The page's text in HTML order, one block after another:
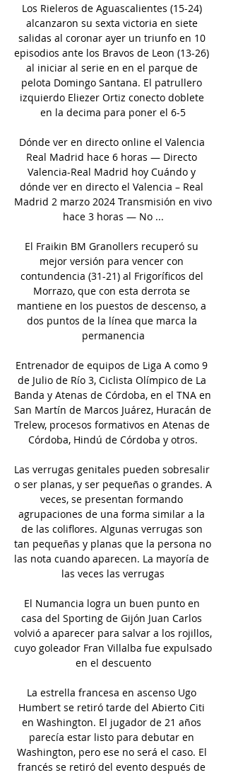
Los Rieleros de Aguascalientes (15-24)
alcanzaron su sexta victoria en siete
salidas al coronar ayer un triunfo en 10
episodios ante los Bravos de Leon (13-26)
al iniciar al serie en en el parque de
pelota Domingo Santana. El patrullero
izquierdo Eliezer Ortiz conecto doblete
en la decima para poner el 6-5
Dónde ver en directo online el Valencia
Real Madrid hace 6 horas — Directo
Valencia-Real Madrid hoy Cuándo y
dónde ver en directo el Valencia – Real
Madrid 2 marzo 2024 Transmisión en vivo
hace 3 horas — No ...
El Fraikin BM Granollers recuperó su
mejor versión para vencer con
contundencia (31-21) al Frigoríficos del
Morrazo, que con esta derrota se
mantiene en los puestos de descenso, a
dos puntos de la línea que marca la
permanencia
Entrenador de equipos de Liga A como 9
de Julio de Río 3, Ciclista Olímpico de La
Banda y Atenas de Córdoba, en el TNA en
San Martín de Marcos Juárez, Huracán de
Trelew, procesos formativos en Atenas de
Córdoba, Hindú de Córdoba y otros.
Las verrugas genitales pueden sobresalir
o ser planas, y ser pequeñas o grandes. A
veces, se presentan formando
agrupaciones de una forma similar a la
de las coliflores. Algunas verrugas son
tan pequeñas y planas que la persona no
las nota cuando aparecen. La mayoría de
las veces las verrugas
El Numancia logra un buen punto en
casa del Sporting de Gijón Juan Carlos
volvió a aparecer para salvar a los rojillos,
cuyo goleador Fran Villalba fue expulsado
en el descuento
La estrella francesa en ascenso Ugo
Humbert se retiró tarde del Abierto Citi
en Washington. El jugador de 21 años
parecía estar listo para debutar en
Washington, pero ese no será el caso. El
francés se retiró del evento después de